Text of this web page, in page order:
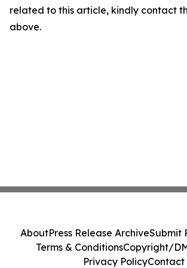
related to this article, kindly contact
above.
AboutPress Release ArchiveSubmit
Terms & ConditionsCopyright/
Privacy PolicyContact